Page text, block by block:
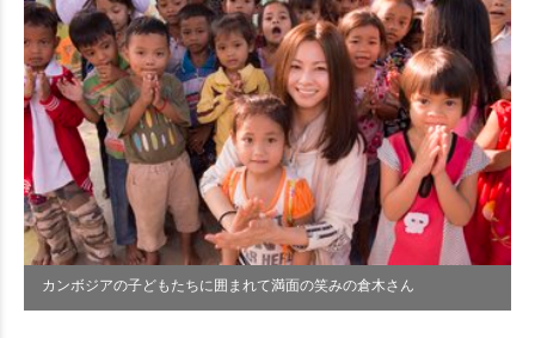
カンボジアの子どもたちに囲まれて満面の笑みの倉木さん